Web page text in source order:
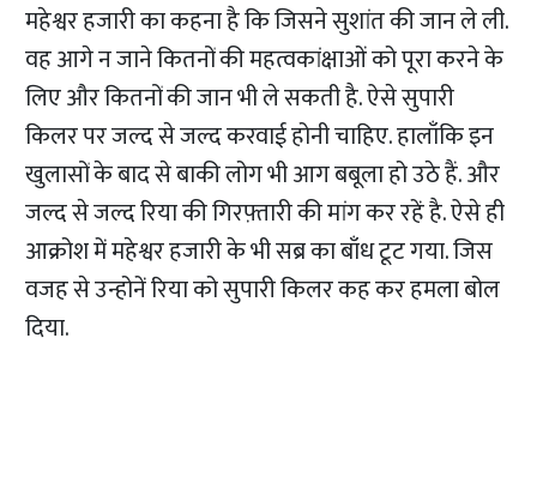
महेश्वर हजारी का कहना है कि जिसने सुशांत की जान ले ली.
वह आगे न जाने कितनों की महत्वकांक्षाओं को पूरा करने के
लिए और कितनों की जान भी ले सकती है. ऐसे सुपारी
किलर पर जल्द से जल्द करवाई होनी चाहिए. हालाँकि इन
खुलासों के बाद से बाकी लोग भी आग बबूला हो उठे हैं. और
जल्द से जल्द रिया की गिरफ़्तारी की मांग कर रहें है. ऐसे ही
आक्रोश में महेश्वर हजारी के भी सब्र का बाँध टूट गया. जिस
वजह से उन्होनें रिया को सुपारी किलर कह कर हमला बोल
दिया.